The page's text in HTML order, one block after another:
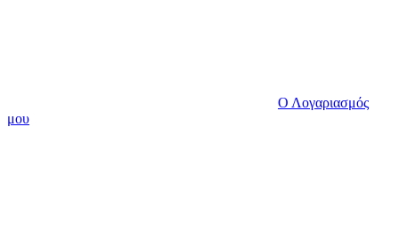
Ο Λογαριασμός
μου